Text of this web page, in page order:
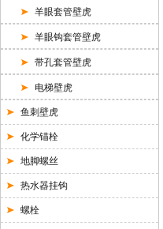
羊眼套管壁虎
羊眼钩套管壁虎
带孔套管壁虎
电梯壁虎
鱼刺壁虎
化学锚栓
地脚螺丝
热水器挂钩
螺栓